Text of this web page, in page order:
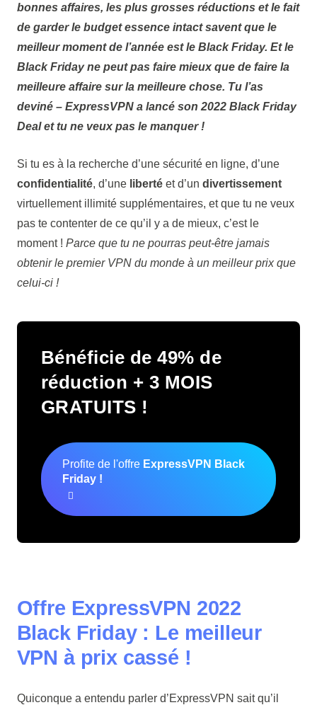
bonnes affaires, les plus grosses réductions et le fait
de garder le budget essence intact savent que le
meilleur moment de l’année est le Black Friday. Et le
Black Friday ne peut pas faire mieux que de faire la
meilleure affaire sur la meilleure chose. Tu l’as
deviné – ExpressVPN a lancé son 2022 Black Friday
Deal et tu ne veux pas le manquer !
Si tu es à la recherche d’une sécurité en ligne, d’une
confidentialité, d’une libertéet d’un divertissement
virtuellement illimité supplémentaires, et que tu ne veux
pas te contenter de ce qu’il y a de mieux, c’est le
moment ! Parce que tu ne pourras peut-être jamais
obtenir le premier VPN du monde à un meilleur prix que
celui-ci !
Bénéficie de 49% de
réduction + 3 MOIS
GRATUITS !
Profite de l'offre ExpressVPN Black
Friday !
Offre ExpressVPN 2022
Black Friday : Le meilleur
VPN à prix cassé !
Quiconque a entendu parler d’ExpressVPN sait qu’il